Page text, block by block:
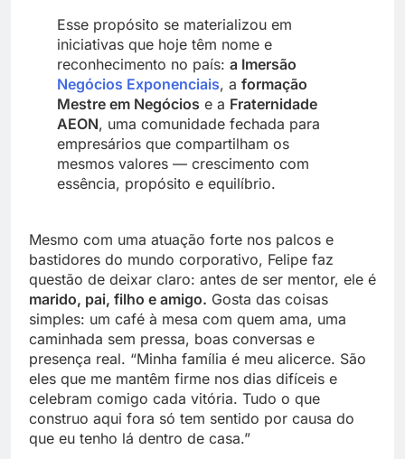
Esse propósito se materializou em
iniciativas que hoje têm nome e
reconhecimento no país: a Imersão
Negócios Exponenciais, a formação
Mestre em Negócios e a Fraternidade
AEON, uma comunidade fechada para
empresários que compartilham os
mesmos valores — crescimento com
essência, propósito e equilíbrio.
Mesmo com uma atuação forte nos palcos e
bastidores do mundo corporativo, Felipe faz
questão de deixar claro: antes de ser mentor, ele é
marido, pai, filho e amigo. Gosta das coisas
simples: um café à mesa com quem ama, uma
caminhada sem pressa, boas conversas e
presença real. “Minha família é meu alicerce. São
eles que me mantêm firme nos dias difíceis e
celebram comigo cada vitória. Tudo o que
construo aqui fora só tem sentido por causa do
que eu tenho lá dentro de casa.”